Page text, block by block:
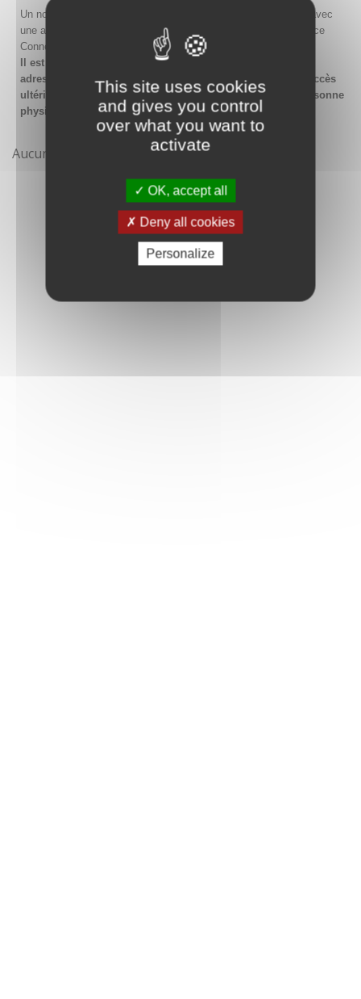
This site uses cookies
and gives you control
over what you want to
activate
OK, accept all
Deny all cookies
Personalize
Un nouveau compte doit être créé sur Démarches Simplifiées avec
une adresse email et un mot de passe, ou en passant par France
Connect.
Il est conseillé lors de la création du compte de saisir une
adresse email générique de l'organisme afin de garantir l'accès
ultérieur au compte même en cas de changement de la personne
physique gestionnaire.
Aucune démarche pour le moment